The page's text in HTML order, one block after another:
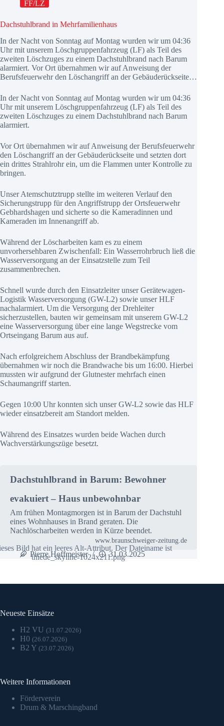
FF/LZ
Dachstuhlbrand in Mehrfamilienhaus
In der Nacht von Sonntag auf Montag wurden wir um 04:36
Uhr mit unserem Löschgruppenfahrzeug (LF) als Teil des
zweiten Löschzuges zu einem Dachstuhlbrand nach Barum
alarmiert. Vor Ort übernahmen wir auf Anweisung der
Berufsfeuerwehr den Löschangriff an der Gebäuderückseite…
In der Nacht von Sonntag auf Montag wurden wir um 04:36
Uhr mit unserem Löschgruppenfahrzeug (LF) als Teil des
zweiten Löschzuges zu einem Dachstuhlbrand nach Barum
alarmiert.
Vor Ort übernahmen wir auf Anweisung der Berufsfeuerwehr
den Löschangriff an der Gebäuderückseite und setzten dort
ein drittes Strahlrohr ein, um die Flammen unter Kontrolle zu
bringen.
Unser Atemschutztrupp stellte im weiteren Verlauf den
Sicherungstrupp für den Angriffstrupp der Ortsfeuerwehr
Gebhardshagen und sicherte so die Kameradinnen und
Kameraden im Innenangriff ab.
Während der Löscharbeiten kam es zu einem
unvorhersehbaren Zwischenfall: Ein Wasserrohrbruch ließ die
Wasserversorgung an der Einsatzstelle zum Teil
zusammenbrechen.
Schnell wurde durch den Einsatzleiter unser Gerätewagen-
Logistik Wasserversorgung (GW-L2) sowie unser HLF
nachalarmiert. Um die Versorgung der Drehleiter
sicherzustellen, bauten wir gemeinsam mit unserem GW-L2
eine Wasserversorgung über eine lange Wegstrecke vom
Ortseingang Barum aus auf.
Nach erfolgreichem Abschluss der Brandbekämpfung
übernahmen wir noch die Brandwache bis um 16:00. Hierbei
mussten wir aufgrund der Glutnester mehrfach einen
Schaumangriff starten.
Gegen 10:00 Uhr konnten sich unser GW-L2 sowie das HLF
wieder einsatzbereit am Standort melden.
Während des Einsatzes wurden beide Wachen durch
Wachverstärkungszüge besetzt.
Dachstuhlbrand in Barum: Bewohner
evakuiert – Haus unbewohnbar
Am frühen Montagmorgen ist in Barum der Dachstuhl
eines Wohnhauses in Brand geraten. Die
Nachlöscharbeiten werden in Kürze beendet.
www.braunschweiger-zeitung.de
Pierre Hoffmeister 31.03.2025
Neueste Einsätze
H2 VU (31.07.2026)
H0 (26.07.2026)
B2 Y (23.07.2026)
Weitere Informationen
Förderverein
Drum & Marschingband